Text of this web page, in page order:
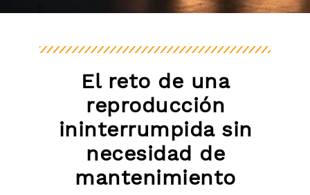
El reto de una
reproducción
ininterrumpida sin
necesidad de
mantenimiento